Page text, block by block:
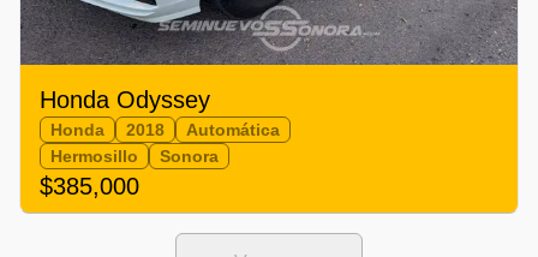
Honda Odyssey
Honda 2018
Automática
Hermosillo
Sonora
$385,000